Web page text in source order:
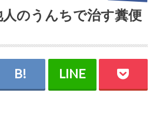
のうんちで治す糞便